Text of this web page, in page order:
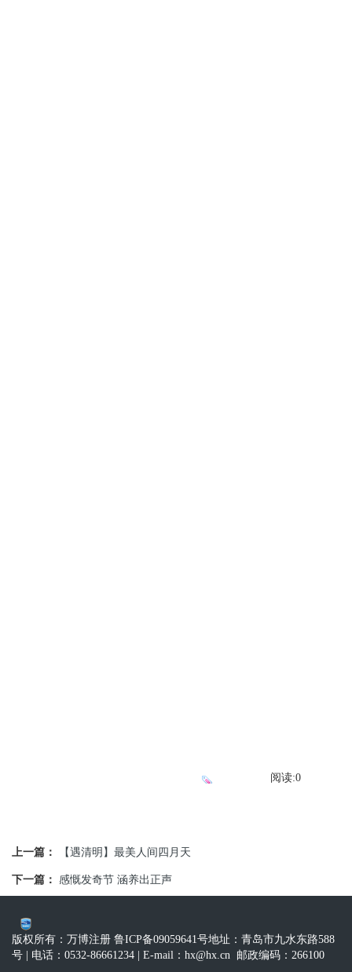
阅读:0
上一篇： 【遇清明】最美人间四月天
下一篇： 感慨发奇节 涵养出正声
版权所有：万博注册 鲁ICP备09059641号地址：青岛市九水东路588
号 | 电话：0532-86661234 | E-mail： hx@hx.cn 邮政编码：266100